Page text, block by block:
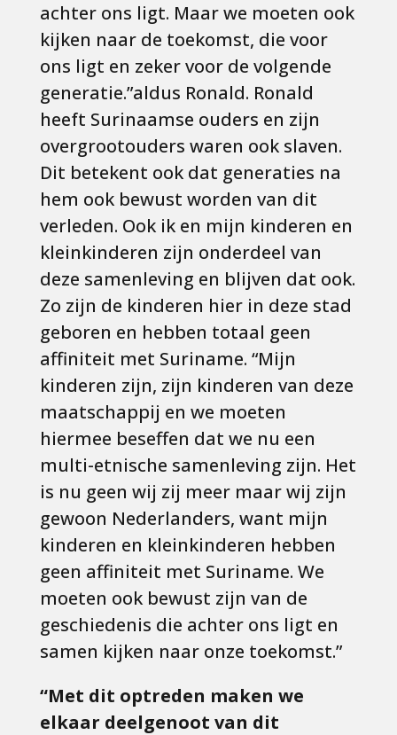
achter ons ligt. Maar we moeten ook
kijken naar de toekomst, die voor
ons ligt en zeker voor de volgende
generatie.”aldus Ronald. Ronald
heeft Surinaamse ouders en zijn
overgrootouders waren ook slaven.
Dit betekent ook dat generaties na
hem ook bewust worden van dit
verleden. Ook ik en mijn kinderen en
kleinkinderen zijn onderdeel van
deze samenleving en blijven dat ook.
Zo zijn de kinderen hier in deze stad
geboren en hebben totaal geen
affiniteit met Suriname. “Mijn
kinderen zijn, zijn kinderen van deze
maatschappij en we moeten
hiermee beseffen dat we nu een
multi-etnische samenleving zijn. Het
is nu geen wij zij meer maar wij zijn
gewoon Nederlanders, want mijn
kinderen en kleinkinderen hebben
geen affiniteit met Suriname. We
moeten ook bewust zijn van de
geschiedenis die achter ons ligt en
samen kijken naar onze toekomst.”
“Met dit optreden maken we
elkaar deelgenoot van dit